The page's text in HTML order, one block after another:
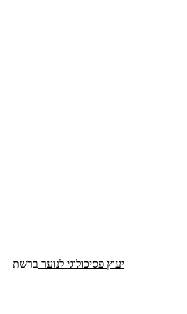
יעוץ פסיכולוגי לנוער ברשת